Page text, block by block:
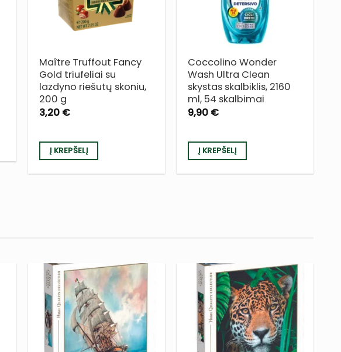
Maître Truffout Fancy
Gold triufeliai su
lazdyno riešutų skoniu,
200 g
3,20 €
Į KREPŠELĮ
Coccolino Wonder
Wash Ultra Clean
skystas skalbiklis, 2160
ml, 54 skalbimai
9,90 €
Į KREPŠELĮ
PRIDĖTI
Į NORŲ
SĄRAŠĄ
PRIDĖTI
Į NORŲ
SĄRAŠĄ